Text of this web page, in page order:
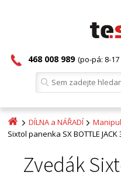
468 008 989 (po-pá: 8-
DÍLNA a NÁŘADÍ
Sixtol panenka SX BOTTLE JACK
Zvedák